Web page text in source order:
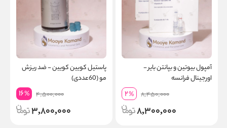
آمپول بیوتین و بپانتن بایر -
اورجینال فرانسه
8,450,000
2%
8,300,000
پاستیل کویین کویین - ضد ریزش
مو (60عددی)
4,500,000
16%
3,800,000